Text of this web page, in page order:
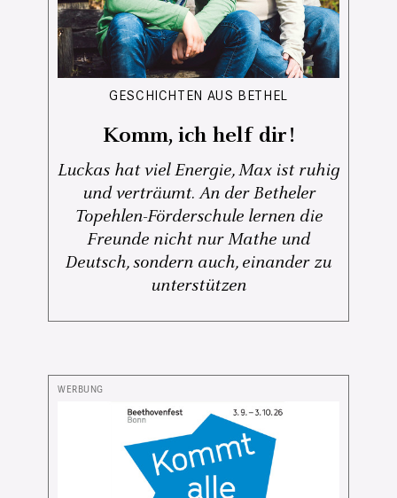
GESCHICHTEN AUS BETHEL
Komm, ich helf dir!
Luckas hat viel Energie, Max ist ruhig
und verträumt. An der Betheler
Topehlen-Förderschule lernen die
Freunde nicht nur Mathe und
Deutsch, sondern auch, einander zu
unterstützen